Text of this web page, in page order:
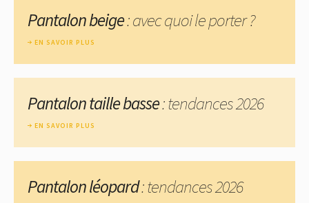
Pantalon beige: avec quoi le porter ?
EN SAVOIR PLUS
Pantalon taille basse: tendances 2026
EN SAVOIR PLUS
Pantalon léopard: tendances 2026